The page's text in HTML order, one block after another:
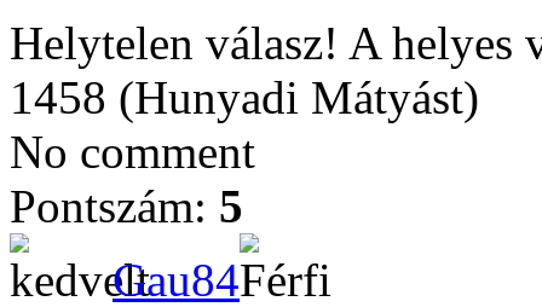
Helytelen válasz! A helyes
1458 (Hunyadi Mátyást)
No comment
Pontszám: 5
Gau84